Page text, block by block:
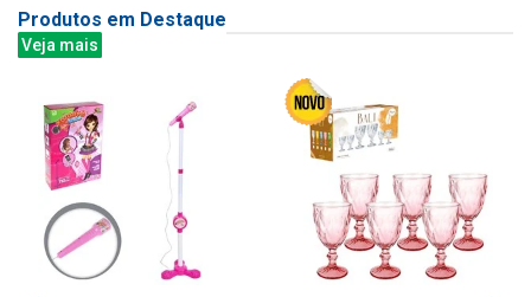
Produtos em Destaque
Veja mais